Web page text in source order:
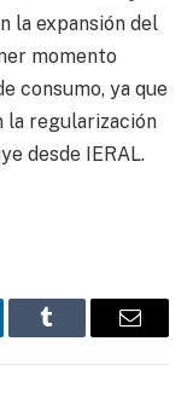
la expansión del
momento
consumo, ya que
la regularización
desde IERAL.
Tumblr Email